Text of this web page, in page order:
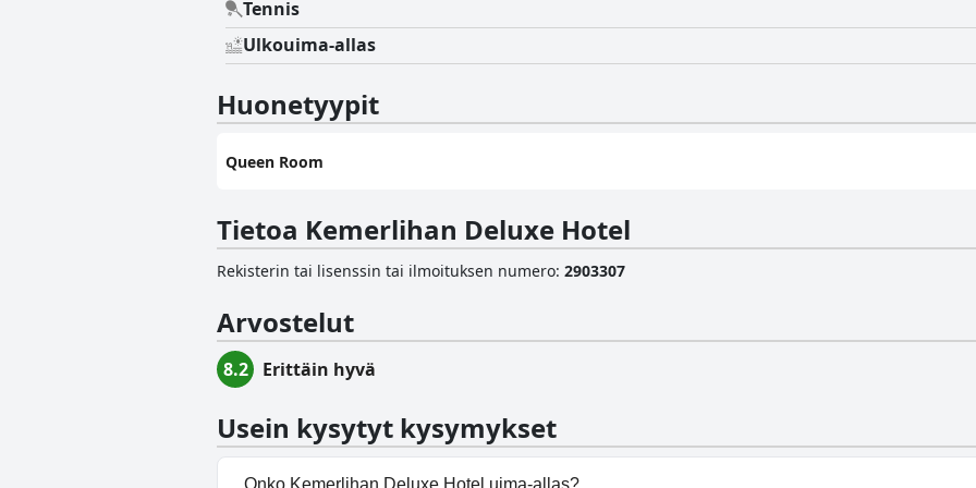
Tennis
Ulkouima-allas
Huonetyypit
Queen Room
Tietoa Kemerlihan Deluxe Hotel
Rekisterin tai lisenssin tai ilmoituksen numero: 2903307
Arvostelut
8.2 Erittäin hyvä
Usein kysytyt kysymykset
Onko Kemerlihan Deluxe Hotel uima-allas?